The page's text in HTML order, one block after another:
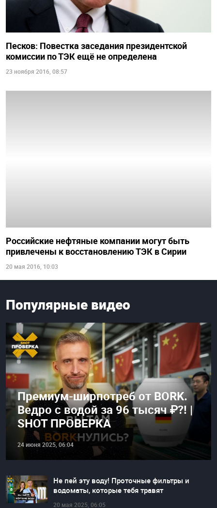
Песков: Повестка заседания президентской
комиссии по ТЭК ещё не определена
23 ноября 2016, 08:57
Российские нефтяные компании могут быть
привлечены к восстановлению ТЭК в Сирии
20 мая 2016, 10:03
Популярные видео
Премиум-ширпотреб от BORK.
Ведро с водой за 96 тысяч ₽?! |
SHOT ПРОВЕРКА
24 июня 2025, 06:04
Не пей эту воду! Проточные фильтры и
водоматы, которые тебя травят
20 мая 2025, 06:05